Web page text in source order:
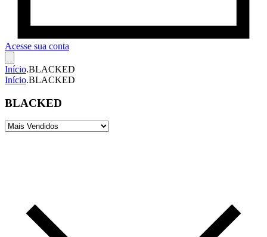
Acesse sua conta
Início.BLACKED
Início.BLACKED
BLACKED